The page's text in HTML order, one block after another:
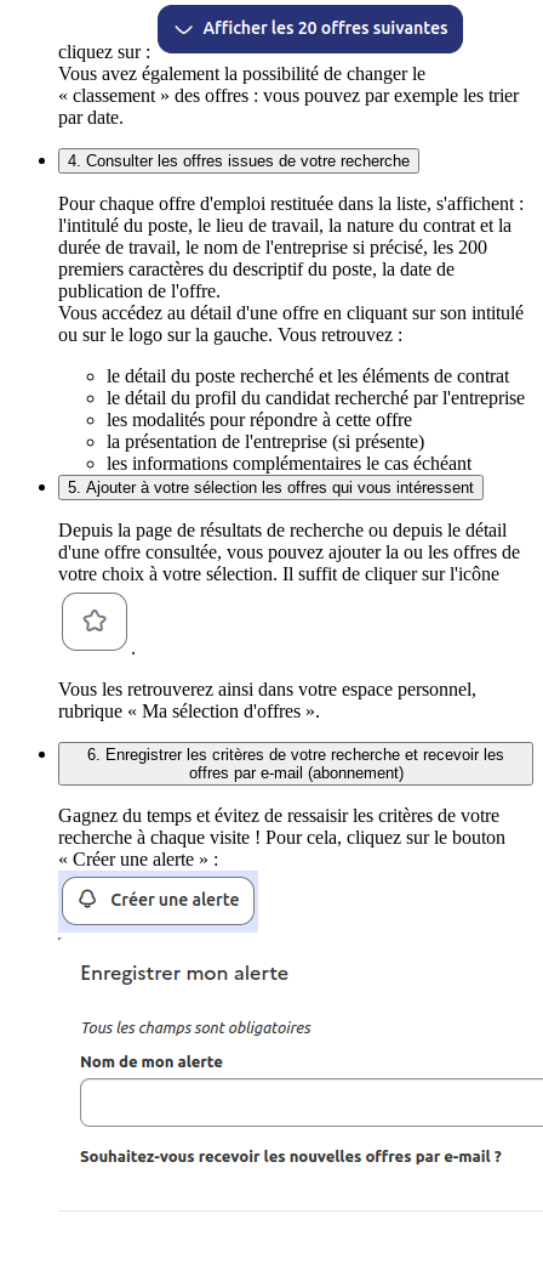
cliquez sur :
Vous avez également la possibilité de changer le
« classement » des offres : vous pouvez par exemple les trier
par date.
4. Consulter les offres issues de votre recherche
Pour chaque offre d'emploi restituée dans la liste, s'affichent :
l'intitulé du poste, le lieu de travail, la nature du contrat et la
durée de travail, le nom de l'entreprise si précisé, les 200
premiers caractères du descriptif du poste, la date de
publication de l'offre.
Vous accédez au détail d'une offre en cliquant sur son intitulé
ou sur le logo sur la gauche. Vous retrouvez :
le détail du poste recherché et les éléments de contrat
le détail du profil du candidat recherché par l'entreprise
les modalités pour répondre à cette offre
la présentation de l'entreprise (si présente)
les informations complémentaires le cas échéant
5. Ajouter à votre sélection les offres qui vous intéressent
Depuis la page de résultats de recherche ou depuis le détail
d'une offre consultée, vous pouvez ajouter la ou les offres de
votre choix à votre sélection. Il suffit de cliquer sur l'icône
.
Vous les retrouverez ainsi dans votre espace personnel,
rubrique « Ma sélection d'offres ».
6. Enregistrer les critères de votre recherche et recevoir les
offres par e-mail (abonnement)
Gagnez du temps et évitez de ressaisir les critères de votre
recherche à chaque visite ! Pour cela, cliquez sur le bouton
« Créer une alerte » :